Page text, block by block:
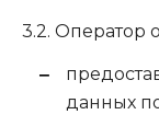
3.2. Оператор
данных